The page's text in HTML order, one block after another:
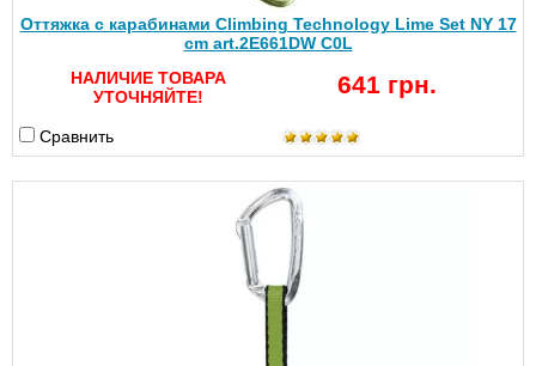
Оттяжка с карабинами Climbing Technology Lime Set NY 17
cm art.2E661DW C0L
НАЛИЧИЕ ТОВАРА
УТОЧНЯЙТЕ!
641 грн.
Сравнить